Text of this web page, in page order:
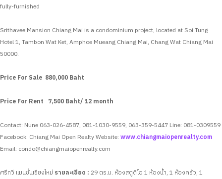
fully-furnished
Srithavee Mansion Chiang Mai is a condominium project, located at Soi Tung
Hotel 1, Tambon Wat Ket, Amphoe Mueang Chiang Mai, Chang Wat Chiang Mai
50000.
Price For Sale 880,000 Baht
Price For Rent 7,500 Baht/ 12 month
Contact: Nune 063-026-4587, 081-1030-9559, 063-359-5447 Line: 081-0309559
Facebook: Chiang Mai Open RealtyWebsite: www.chiangmaiopenrealty.com
Email: condo@chiangmaiopenrealty.com
ศรีทวี แมนชั่นเชียงใหม่ รายละเอียด : 29 ตร.ม. ห้องสตูดิโอ 1 ห้องน้ำ, 1 ห้องครัว, 1